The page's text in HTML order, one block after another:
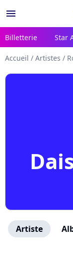
menu
Billetterie Star
Accueil / Artistes /
Artiste